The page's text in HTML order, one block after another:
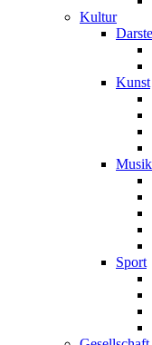
Kultur
Kunst
Musik
Sport